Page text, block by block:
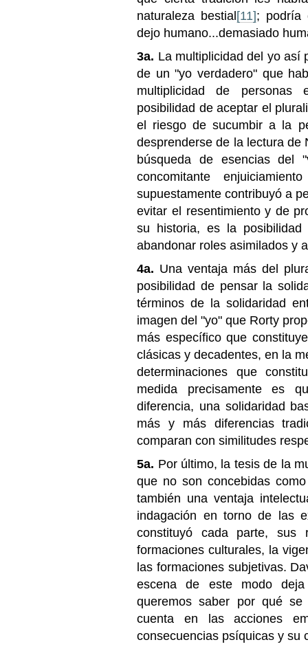
naturaleza bestial[11]; podría
dejo humano...demasiado
3a. La multiplicidad del yo así
de un "yo verdadero" que
multiplicidad de
posibilidad de aceptar el
el riesgo de sucumbir a la
desprenderse de la lectura de
búsqueda de esencias del
concomitante
supuestamente contribuyó a
evitar el resentimiento y de
su historia, es la
abandonar roles asimilados y
4a. Una ventaja más del
posibilidad de pensar la
términos de la solidaridad
imagen del "yo" que Rorty
más específico que
clásicas y decadentes, en la
determinaciones que
medida precisamente es
diferencia, una solidaridad
más y más diferencias
comparan con similitudes
5a. Por último, la tesis de la
que no son concebidas
también una ventaja
indagación en torno de las
constituyó cada parte, sus
formaciones culturales, la
las formaciones subjetivas.
escena de este modo
queremos saber por qué se
cuenta en las acciones
consecuencias psíquicas y su